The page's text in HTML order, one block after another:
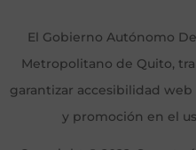
El Gobierno Autónomo
Metropolitano de Quito,
garantizar accesibilidad
y promoción en el